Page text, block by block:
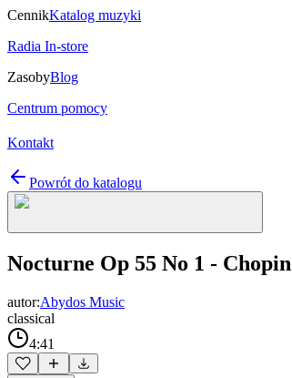
CennikKatalog muzyki
Radia In-store
ZasobyBlog
Centrum pomocy
Kontakt
Powrót do katalogu
Nocturne Op 55 No 1 - Chopin
autor:Abydos Music
classical
4:41